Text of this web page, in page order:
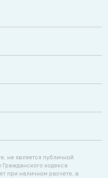
не является публичной
кодекса
при наличном расчете, в